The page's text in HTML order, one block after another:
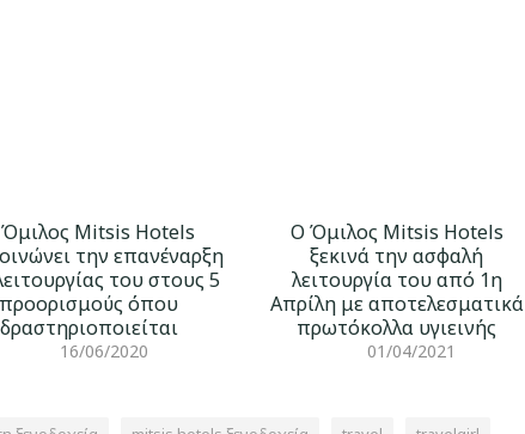
Mitsis Hotels
την επανέναρξη
του στους 5
προορισμούς όπου
δραστηριοποιείται
16/06/2020
Ο Όμιλος Mitsis Hotels
ξεκινά την ασφαλή
λειτουργία του από 1η
Απρίλη με αποτελεσματικά
πρωτόκολλα υγιεινής
01/04/2021